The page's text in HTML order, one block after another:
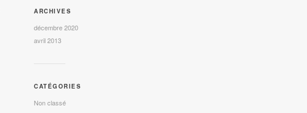
ARCHIVES
décembre 2020
avril 2013
CATÉGORIES
Non classé